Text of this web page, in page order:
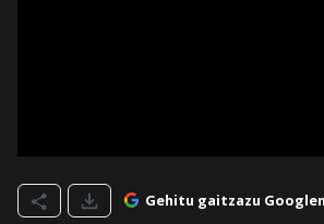
Gehitu gaitzazu Googlen